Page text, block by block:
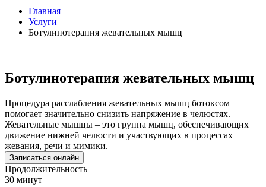
Главная
Услуги
Ботулинотерапия жевательных мышц
Ботулинотерапия жевательных мышц
Процедура расслабления жевательных мышц ботоксом
помогает значительно снизить напряжение в челюстях.
Жевательные мышцы – это группа мышц, обеспечивающих
движение нижней челюсти и участвующих в процессах
жевания, речи и мимики.
Записаться онлайн
Продолжительность
30 минут